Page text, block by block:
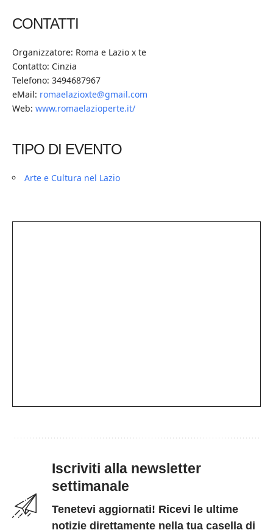
CONTATTI
Organizzatore: Roma e Lazio x te
Contatto: Cinzia
Telefono: 3494687967
eMail: romaelazioxte@gmail.com
Web: www.romaelazioperte.it/
TIPO DI EVENTO
Arte e Cultura nel Lazio
Iscriviti alla newsletter
settimanale
Tenetevi aggiornati! Ricevi le ultime
notizie direttamente nella tua casella di